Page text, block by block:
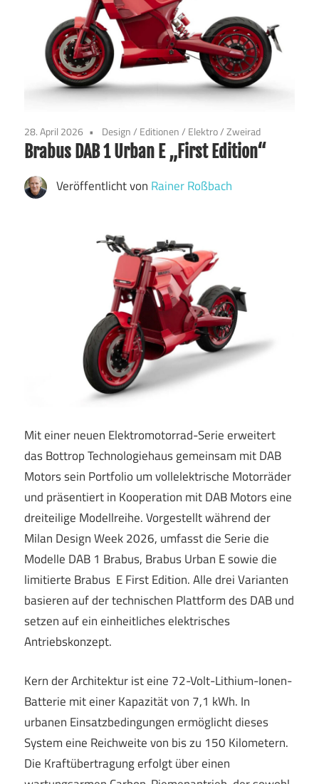
28. April 2026 Design/ Editionen/ Elektro/Zweirad
Brabus DAB 1 Urban E „First Edition“
Veröffentlicht von Rainer Roßbach
Mit einer neuen Elektromotorrad-Serie erweitert
das Bottrop Technologiehaus gemeinsam mit DAB
Motors sein Portfolio um vollelektrische Motorräder
und präsentiert in Kooperation mit DAB Motors eine
dreiteilige Modellreihe. Vorgestellt während der
Milan Design Week 2026, umfasst die Serie die
Modelle DAB 1 Brabus, Brabus Urban E sowie die
limitierte Brabus E First Edition. Alle drei Varianten
basieren auf der technischen Plattform des DAB und
setzen auf ein einheitliches elektrisches
Antriebskonzept.
Kern der Architektur ist eine 72-Volt-Lithium-Ionen-
Batterie mit einer Kapazität von 7,1 kWh. In
urbanen Einsatzbedingungen ermöglicht dieses
System eine Reichweite von bis zu 150 Kilometern.
Die Kraftübertragung erfolgt über einen